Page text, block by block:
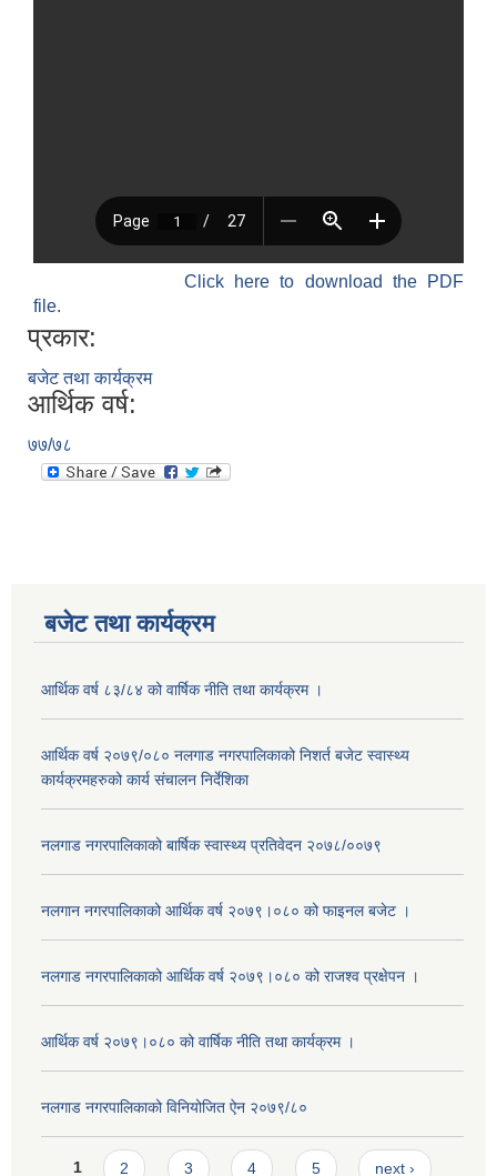
Click here to download the PDF
file.
प्रकार:
बजेट तथा कार्यक्रम
आर्थिक वर्ष:
७७/७८
बजेट तथा कार्यक्रम
आर्थिक वर्ष ८३/८४ को वार्षिक नीति तथा कार्यक्रम ।
आर्थिक वर्ष २०७९/०८० नलगाड नगरपालिकाको निशर्त बजेट स्वास्थ्य
कार्यक्रमहरुको कार्य संचालन निर्देशिका
नलगाड नगरपालिकाको बार्षिक स्वास्थ्य प्रतिवेदन २०७८/००७९
नलगान नगरपालिकाको आर्थिक वर्ष २०७९।०८० को फाइनल बजेट ।
नलगाड नगरपालिकाको आर्थिक वर्ष २०७९।०८० को राजश्व प्रक्षेपन ।
आर्थिक वर्ष २०७९।०८० को वार्षिक नीति तथा कार्यक्रम ।
नलगाड नगरपालिकाको विनियोजित ऐन २०७९/८०
Pages
1 2 3 4 5 next ›